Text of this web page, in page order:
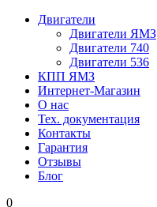
Двигатели
Двигатели ЯМЗ
Двигатели 740
Двигатели 536
КПП ЯМЗ
Интернет-Магазин
О нас
Тех. документация
Контакты
Гарантия
Отзывы
Блог
0